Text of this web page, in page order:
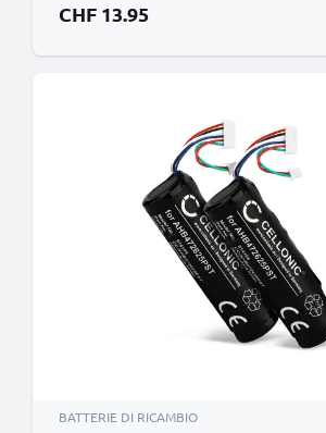
(consultare dimensioni e modello per
compatibilità)
CHF 13.95
BATTERIE DI RICAMBIO